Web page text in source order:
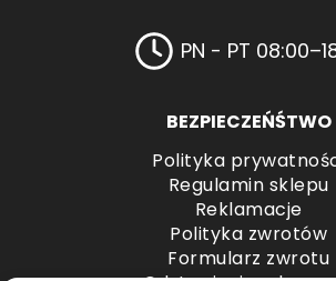
PN - PT
BEZPIECZEŃŚTWO
Polityka
Regulamin sklepu
Reklamacje
Polityka zwrotów
Formularz zwrotu